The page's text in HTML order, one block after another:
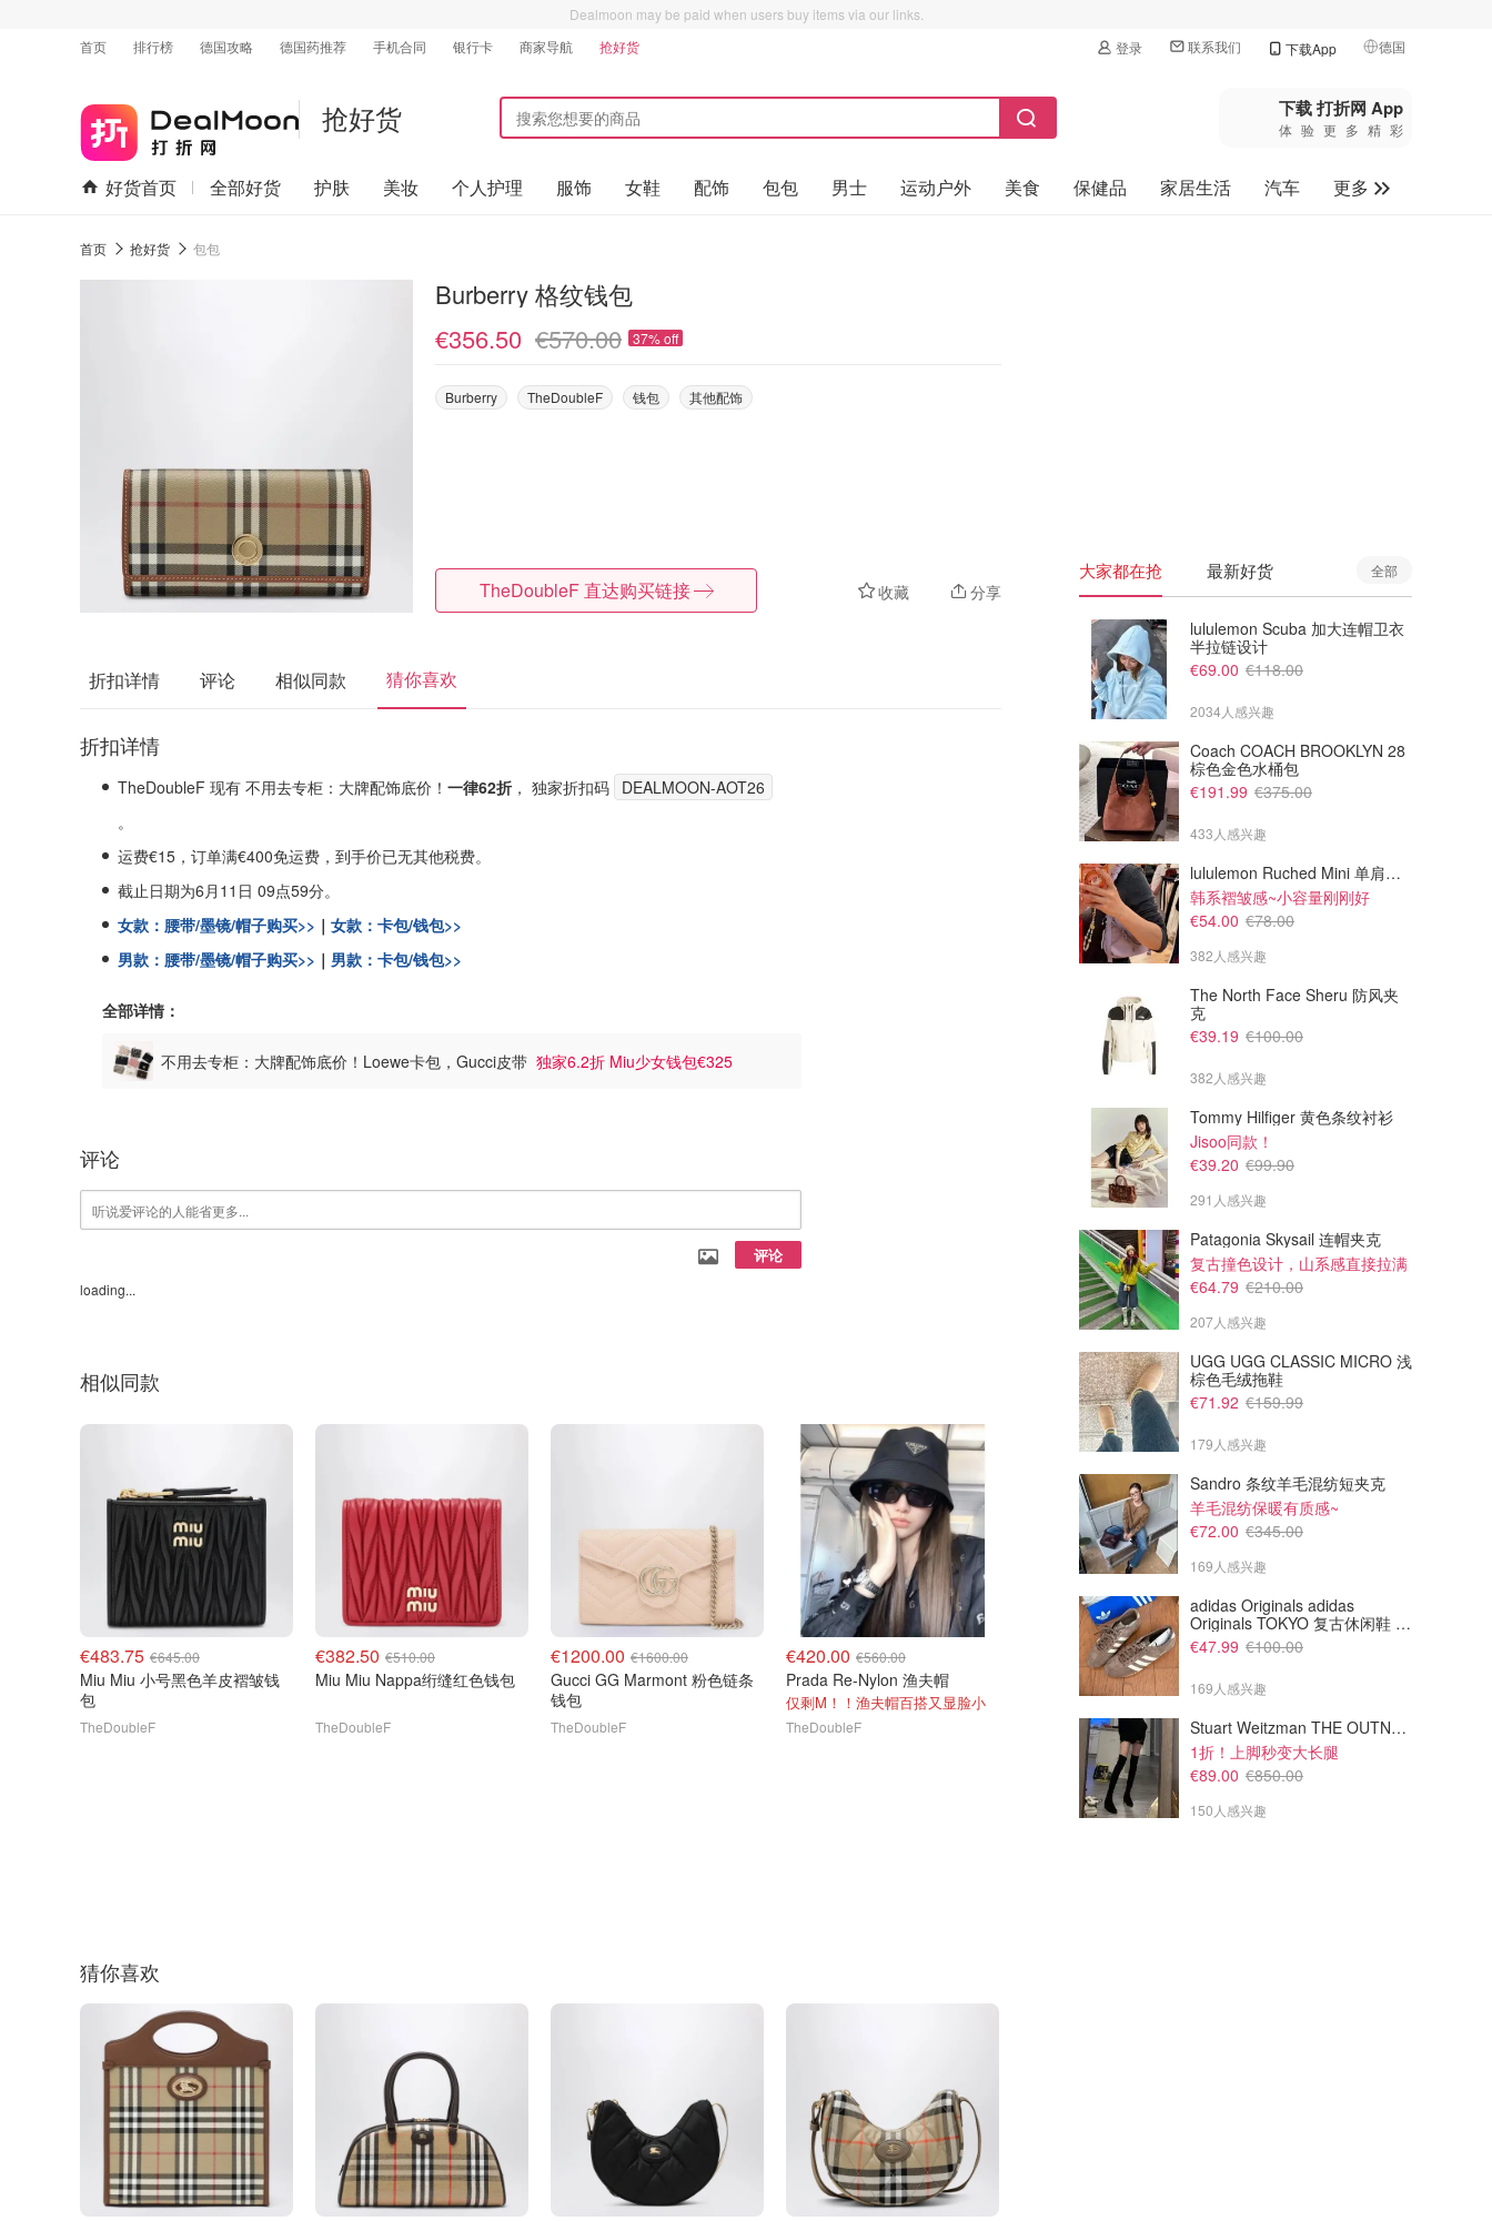
Dealmoon may be paid when users buy items via our links.
首页
排行榜 德国攻略 德国药推荐 手机合同 银行卡 商家导航 抢好货 登录 联系我们 下载App 德国
🇺🇸美国
🇨🇳中国
🇨🇦加拿大
抢好货 下载 打折网 App
体验更多精彩
好货首页 全部好货 护肤 美妆 个人护理 服饰 女鞋 配饰 包包 男士 运动户外 美食 保健品 家居生活 汽车
更多
首页 抢好货 包包
Burberry 格纹钱包
€356.50 €570.00 37% off
Burberry TheDoubleF 钱包 其他配饰
收藏 分享
TheDoubleF 直达购买链接
折扣详情 评论 相似同款 猜你喜欢
折扣详情
TheDoubleF 现有 不用去专柜：大牌配饰底价！ 一律62折 ， 独家折扣码 DEALMOON-AOT26
。
运费€15，订单满€400免运费，到手价已无其他税费。
截止日期为6月11日 09点59分。
女款：腰带/墨镜/帽子购买>> ｜ 女款：卡包/钱包>>
男款：腰带/墨镜/帽子购买>> ｜ 男款：卡包/钱包>>
全部详情：
不用去专柜：大牌配饰底价！Loewe卡包，Gucci皮带 独家6.2折 Miu少女钱包€325
评论
评论
loading...
相似同款
€483.75 €645.00
Miu Miu 小号黑色羊皮褶皱钱
包
TheDoubleF
€382.50 €510.00
Miu Miu Nappa绗缝红色钱包
TheDoubleF
€1200.00 €1600.00
Gucci GG Marmont 粉色链条
钱包
TheDoubleF
€420.00 €560.00
Prada Re-Nylon 渔夫帽
仅剩M！！渔夫帽百搭又显脸小
TheDoubleF
€206.25 €275.00
Miu Miu 红色皮革卡包
经典Logo搭配亮眼红色，小巧轻便又实用
TheDoubleF
€1080.00
Alaia 黑色皮革手提包
TheDoubleF
猜你喜欢
大家都在抢 最新好货 全部
lululemon Scuba 加大连帽卫衣
半拉链设计
€69.00 €118.00
2034人感兴趣
Coach COACH BROOKLYN 28
棕色金色水桶包
€191.99 €375.00
433人感兴趣
lululemon Ruched Mini 单肩包 1.5L
韩系褶皱感~小容量刚刚好
€54.00 €78.00
382人感兴趣
The North Face Sheru 防风夹
克
€39.19 €100.00
382人感兴趣
Tommy Hilfiger 黄色条纹衬衫
Jisoo同款！
€39.20 €99.90
291人感兴趣
Patagonia Skysail 连帽夹克
复古撞色设计，山系感直接拉满
€64.79 €210.00
207人感兴趣
UGG UGG CLASSIC MICRO 浅
棕色毛绒拖鞋
€71.92 €159.99
179人感兴趣
Sandro 条纹羊毛混纺短夹克
羊毛混纺保暖有质感~
€72.00 €345.00
169人感兴趣
adidas Originals adidas
Originals TOKYO 复古休闲鞋 深
棕色
€47.99 €100.00
169人感兴趣
Stuart Weitzman THE OUTNET Jocey 弹力绒面过膝靴
1折！上脚秒变大长腿
€89.00 €850.00
150人感兴趣